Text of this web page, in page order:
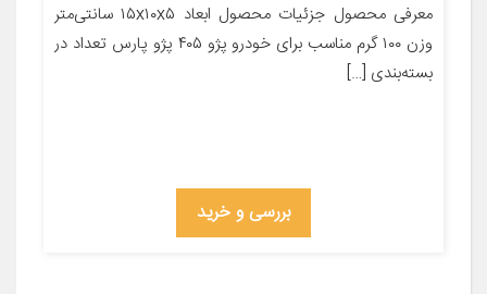
معرفی محصول جزئیات محصول ابعاد ۱۵x۱۰x۵ سانتی‌متر
وزن ۱۰۰ گرم مناسب برای خودرو پژو ۴۰۵ پژو پارس تعداد در
بسته‌بندی […]
بررسی و خرید